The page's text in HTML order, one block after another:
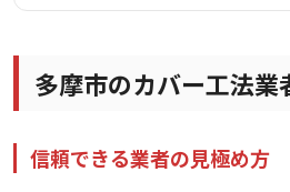
多摩市のカバー工法業
信頼できる業者の見極め方